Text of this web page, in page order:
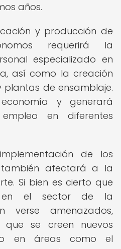
años.
y producción de
requerirá la
especializado en
así como la creación
de ensamblaje.
y generará
en diferentes
de los
afectará a la
Si bien es cierto que
en el sector de la
verse amenazados,
se creen nuevos
en áreas como el